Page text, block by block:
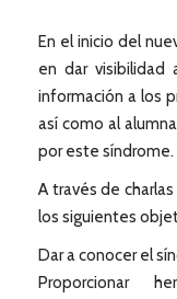
En el inicio del
en dar visibilidad
información a los
así como al
por este síndrome.
A través de
los siguientes
Dar a conocer el
Proporcionar